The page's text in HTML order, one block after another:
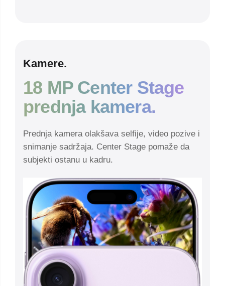
Kamere.
18 MP Center Stage
prednja kamera.
Prednja kamera olakšava selfije, video pozive i
snimanje sadržaja. Center Stage pomaže da
subjekti ostanu u kadru.